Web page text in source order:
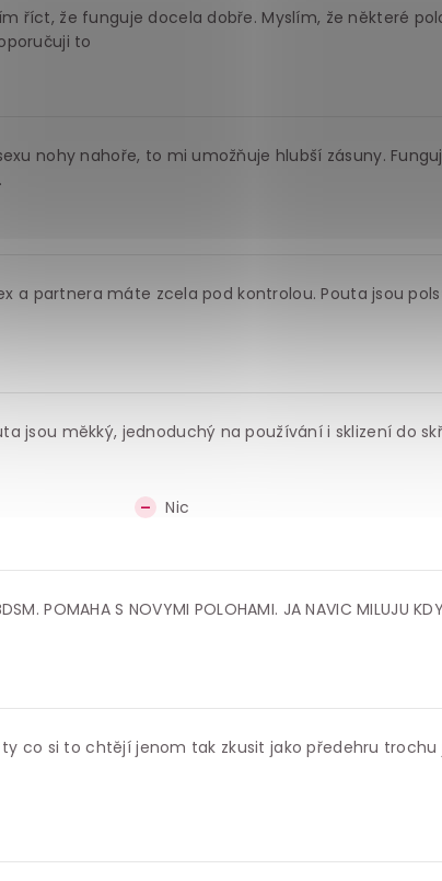
říct, že funguje docela dobře. Myslím, že některé
to
nohy nahoře, to mi umožňuje hlubší zásuny.
a partnera máte zcela pod kontrolou. Pouta jsou
jsou měkký, jednoduchý na používání i sklizení do
Nic
POMAHA S NOVYMI POLOHAMI. JA NAVIC MILUJU
ty co si to chtějí jenom tak zkusit jako předehru trochu